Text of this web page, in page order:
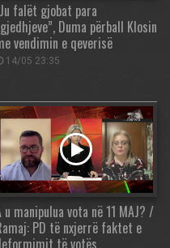
falët gjobat para
Duma përball Klosin
vendimin e qeverisë
14/05 23:35
u manipulua vota në 11 MAJ? /
PD të nxjerrë faktet e
të votës